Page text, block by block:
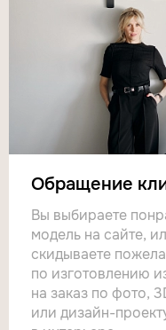
Обращение
Вы выбираете
модель на сайте,
скидываете
по изготовлению
на заказ по фото,
или дизайн-